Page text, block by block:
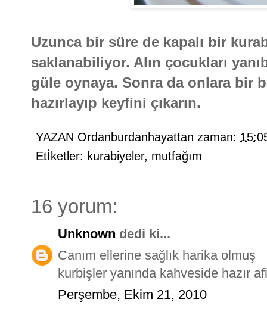
Uzunca bir süre de kapalı bir
saklanabiliyor. Alın çocukları
güle oynaya. Sonra da onlara bir
hazırlayıp keyfini çıkarın.
YAZAN Ordanburdanhayattan zaman:
Etİketler: kurabiyeler, mutfağım
16 yorum:
Unknown dedi ki...
Canım ellerine sağlık harika olmuş
kurbişler yanında kahveside hazır
Perşembe, Ekim 21, 2010